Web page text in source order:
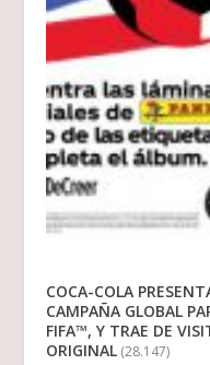
COCA-COLA
CAMPAÑA GLOBAL
FIFA™, Y TRAE DE
ORIGINAL (28.147)